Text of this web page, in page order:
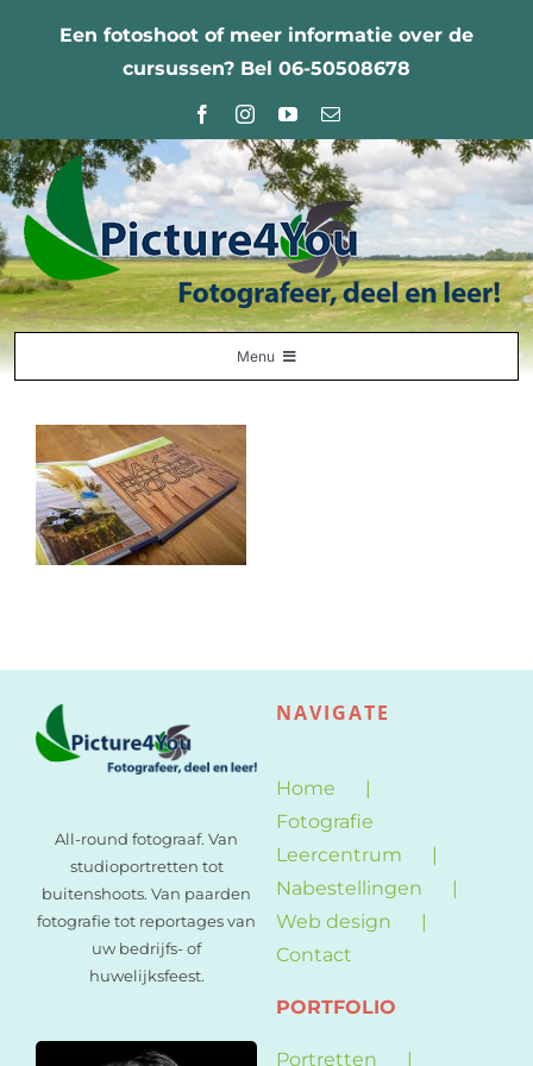
Een fotoshoot of meer informatie over de
cursussen? Bel 06-50508678
Menu
Fotografie Leercentrum
Nabestellingen
Web design
All-round fotograaf. Van
studioportretten tot
buitenshoots. Van paarden
fotografie tot reportages van
uw bedrijfs- of
huwelijksfeest.
NAVIGATE
Home
Fotografie
Leercentrum
Nabestellingen
Web design
Contact
PORTFOLIO
Portretten